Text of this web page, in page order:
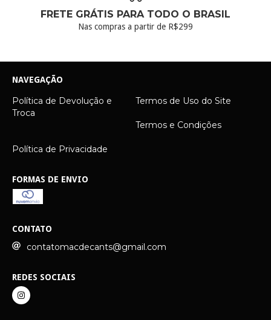
FRETE GRÁTIS PARA TODO O BRASIL
Nas compras a partir de R$299
NAVEGAÇÃO
Política de Devolução e
Troca
Termos de Uso do Site
Termos e Condições
Política de Privacidade
FORMAS DE ENVIO
CONTATO
contatomacdecants@gmail.com
REDES SOCIAIS